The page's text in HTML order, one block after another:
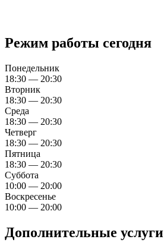
Режим работы сегодня
Понедельник
18:30 — 20:30
Вторник
18:30 — 20:30
Среда
18:30 — 20:30
Четверг
18:30 — 20:30
Пятница
18:30 — 20:30
Суббота
10:00 — 20:00
Воскресенье
10:00 — 20:00
Дополнительные услуги